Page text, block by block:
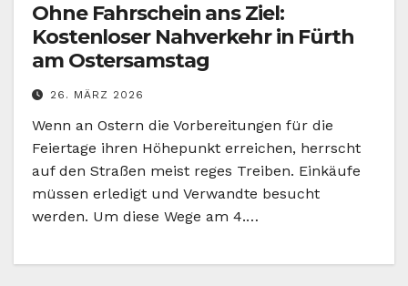
Ohne Fahrschein ans Ziel:
Kostenloser Nahverkehr in Fürth
am Ostersamstag
26. MÄRZ 2026
Wenn an Ostern die Vorbereitungen für die
Feiertage ihren Höhepunkt erreichen, herrscht
auf den Straßen meist reges Treiben. Einkäufe
müssen erledigt und Verwandte besucht
werden. Um diese Wege am 4.…